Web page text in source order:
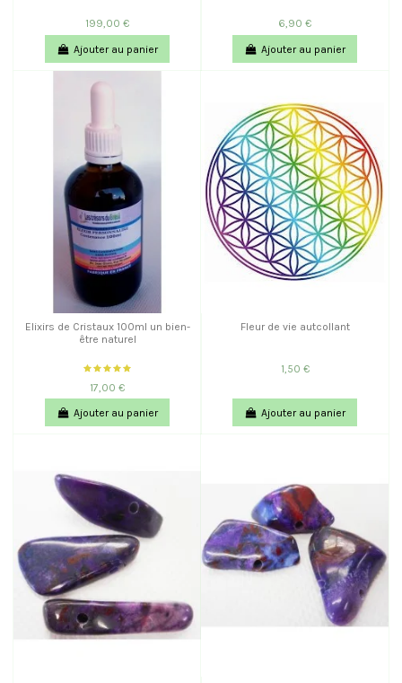
199,00 €
Ajouter au panier
6,90 €
Ajouter au panier
Elixirs de Cristaux 100ml un bien-
être naturel
17,00 €
Ajouter au panier
Fleur de vie autcollant
1,50 €
Ajouter au panier